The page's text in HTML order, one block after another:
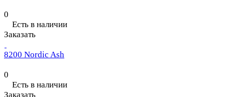
0
Есть в наличии
Заказать
8200 Nordic Ash
0
Есть в наличии
Заказать